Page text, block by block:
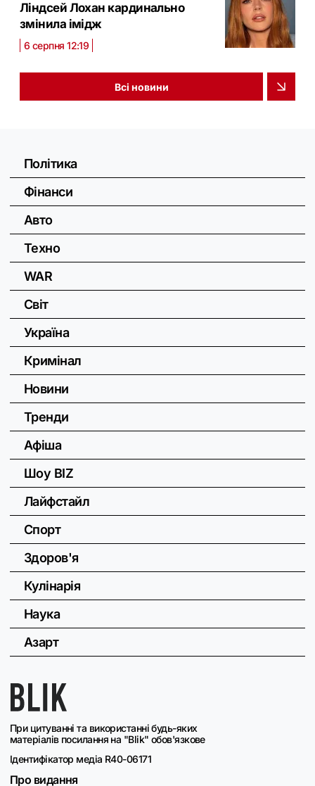
Ліндсей Лохан кардинально
змінила імідж
6 серпня 12:19
Всі новини
При цитуванні та використанні будь-яких
матеріалів посилання на "Blik" обов'язкове
Ідентифікатор медіа R40-06171
Про видання
Політика
Фінанси
Авто
Техно
WAR
Світ
Україна
Кримінал
Новини
Тренди
Афіша
Шоу BIZ
Лайфстайл
Спорт
Здоров'я
Кулінарія
Наука
Азарт